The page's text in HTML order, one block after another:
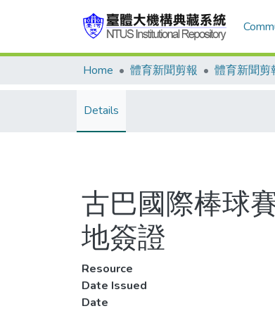
Home 體育新聞剪報 體育新聞剪
Details
古巴國際棒球
地簽證
Resource
Date Issued
Date